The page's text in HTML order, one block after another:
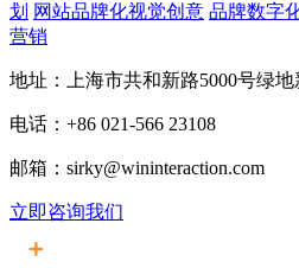
划 网站品牌化视觉创意 品牌数字
营销
地址：上海市共和新路5000号绿地
电话：+86 021-566 23108
邮箱：sirky@wininteraction.com
立即咨询我们